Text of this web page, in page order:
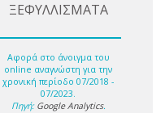
ΞΕΦΥΛΛΙΣΜΑΤΑ
Αφορά στο άνοιγμα του
online αναγνώστη για την
χρονική περίοδο 07/2018 -
07/2023.
Πηγή: Google Analytics.